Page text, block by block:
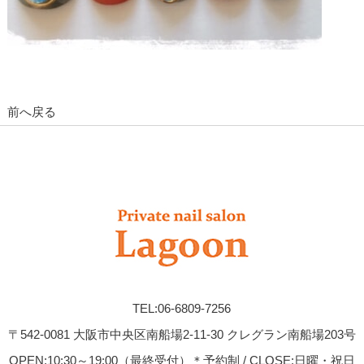
前へ戻る
TEL:06-6809-7256
〒542-0081 大阪市中央区南船場2-11-30 クレグラン南船場203号
OPEN:10:30～19:00（最終受付）＊予約制 / CLOSE:日曜・祝日